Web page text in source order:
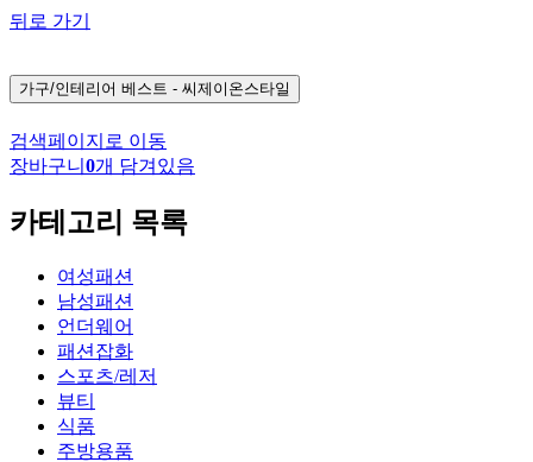
뒤로 가기
가구/인테리어 베스트 - 씨제이온스타일
검색페이지로 이동
장바구니 0개 담겨있음
카테고리 목록
여성패션
남성패션
언더웨어
패션잡화
스포츠/레저
뷰티
식품
주방용품